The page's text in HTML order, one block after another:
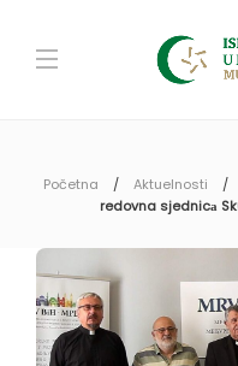
Početna Aktuelnosti
redovna sjednicа